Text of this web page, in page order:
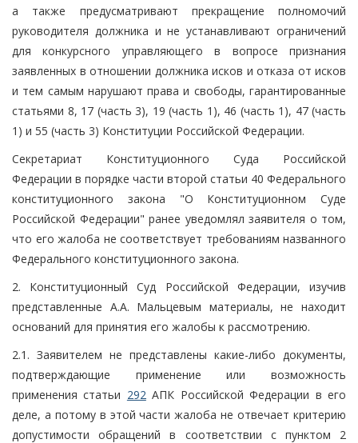
а также предусматривают прекращение полномочий
руководителя должника и не устанавливают ограничений
для конкурсного управляющего в вопросе признания
заявленных в отношении должника исков и отказа от исков
и тем самым нарушают права и свободы, гарантированные
статьями 8, 17 (часть 3), 19 (часть 1), 46 (часть 1), 47 (часть
1) и 55 (часть 3) Конституции Российской Федерации.
Секретариат Конституционного Суда Российской
Федерации в порядке части второй статьи 40 Федерального
конституционного закона "О Конституционном Суде
Российской Федерации" ранее уведомлял заявителя о том,
что его жалоба не соответствует требованиям названного
Федерального конституционного закона.
2. Конституционный Суд Российской Федерации, изучив
представленные А.А. Мальцевым материалы, не находит
оснований для принятия его жалобы к рассмотрению.
2.1. Заявителем не представлены какие-либо документы,
подтверждающие применение или возможность
применения статьи 292 АПК Российской Федерации в его
деле, а потому в этой части жалоба не отвечает критерию
допустимости обращений в соответствии с пунктом 2